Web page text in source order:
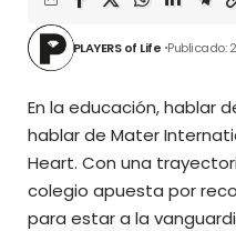
PLAYERS of Life Publicado:
En la educación, hablar
hablar de Mater
Heart. Con una
colegio apuesta por
para estar a la